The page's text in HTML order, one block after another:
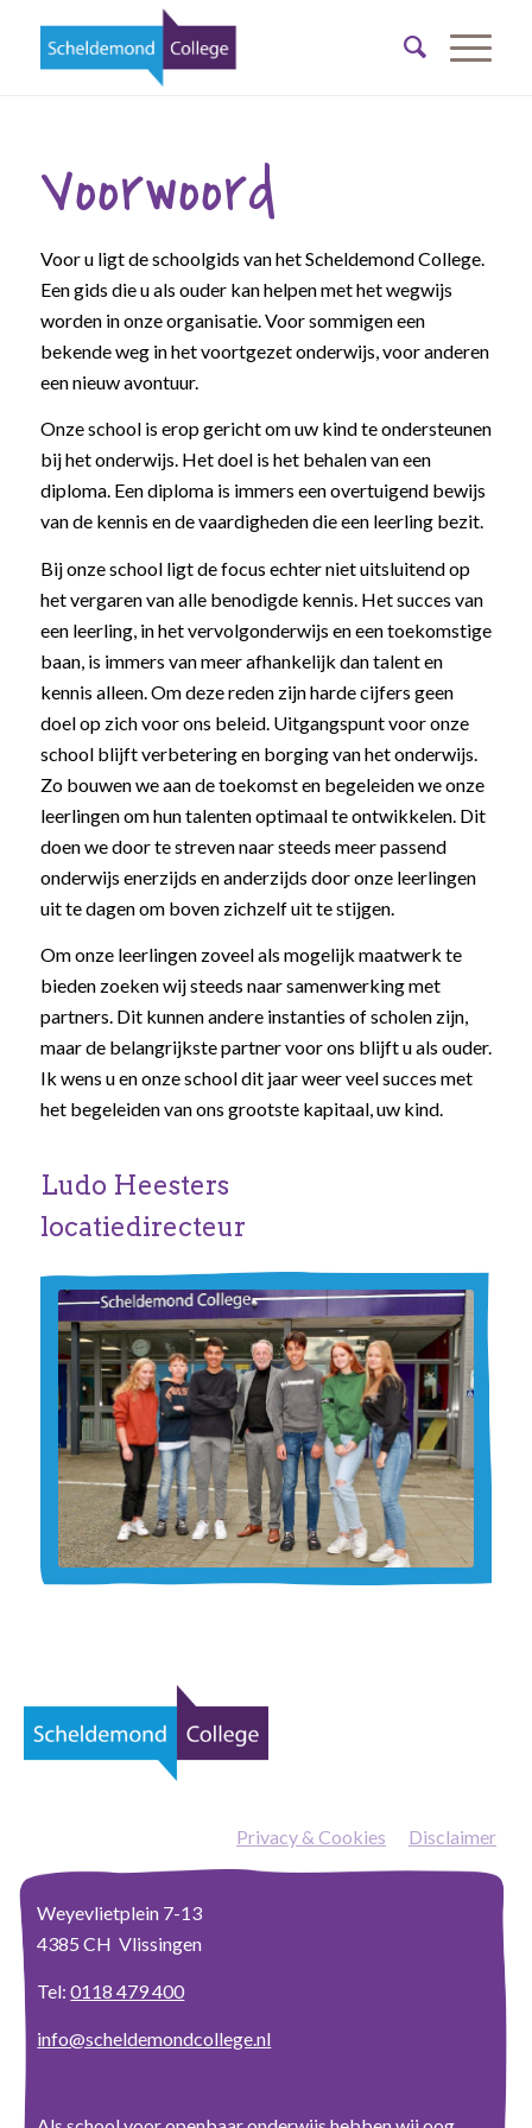
Voorwoord
Voor u ligt de schoolgids van het Scheldemond College.
Een gids die u als ouder kan helpen met het wegwijs
worden in onze organisatie. Voor sommigen een
bekende weg in het voortgezet onderwijs, voor anderen
een nieuw avontuur.
Onze school is erop gericht om uw kind te ondersteunen
bij het onderwijs. Het doel is het behalen van een
diploma. Een diploma is immers een overtuigend bewijs
van de kennis en de vaardigheden die een leerling bezit.
Bij onze school ligt de focus echter niet uitsluitend op
het vergaren van alle benodigde kennis. Het succes van
een leerling, in het vervolgonderwijs en een toekomstige
baan, is immers van meer afhankelijk dan talent en
kennis alleen. Om deze reden zijn harde cijfers geen
doel op zich voor ons beleid. Uitgangspunt voor onze
school blijft verbetering en borging van het onderwijs.
Zo bouwen we aan de toekomst en begeleiden we onze
leerlingen om hun talenten optimaal te ontwikkelen. Dit
doen we door te streven naar steeds meer passend
onderwijs enerzijds en anderzijds door onze leerlingen
uit te dagen om boven zichzelf uit te stijgen.
Om onze leerlingen zoveel als mogelijk maatwerk te
bieden zoeken wij steeds naar samenwerking met
partners. Dit kunnen andere instanties of scholen zijn,
maar de belangrijkste partner voor ons blijft u als ouder.
Ik wens u en onze school dit jaar weer veel succes met
het begeleiden van ons grootste kapitaal, uw kind.
Ludo Heesters
locatiedirecteur
Privacy & Cookies Disclaimer
Weyevlietplein 7-13
4385 CH Vlissingen
Tel:0118 479 400
info@scheldemondcollege.nl